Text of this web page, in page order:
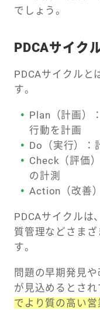
でしょう。
PDCAサイク
PDCAサイクルと
す。
Plan（計画）
行動を計画
Do（実行）：
Check（評価
の計測
Action（改善
PDCAサイクルは
質管理などさま
す。
問題の早期発見
が見込めるとされ
でより質の高い